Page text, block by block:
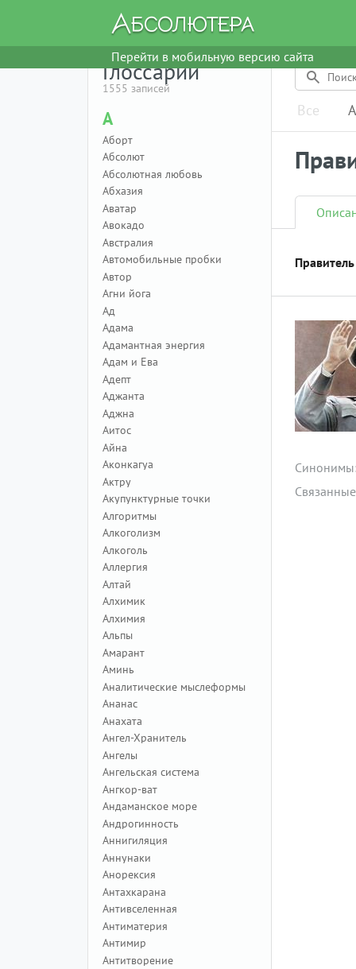
Перейти в мобильную версию сайта
Глоссарий
1555 записей
А
Аборт
Абсолют
Абсолютная любовь
Абхазия
Аватар
Авокадо
Австралия
Автомобильные пробки
Автор
Агни йога
Ад
Адама
Адамантная энергия
Адам и Ева
Адепт
Аджанта
Аджна
Аитос
Айна
Аконкагуа
Актру
Акупунктурные точки
Алгоритмы
Алкоголизм
Алкоголь
Аллергия
Алтай
Алхимик
Алхимия
Альпы
Амарант
Аминь
Аналитические мыслеформы
Ананас
Анахата
Ангел-Хранитель
Ангелы
Ангельская система
Ангкор-ват
Андаманское море
Андрогинность
Аннигиляция
Аннунаки
Анорексия
Антахкарана
Антивселенная
Антиматерия
Антимир
Антитворение
Все А